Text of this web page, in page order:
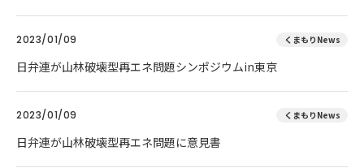
2023/01/09 くまもりNews
日弁連が山林破壊型再エネ問題シンポジウムin東京
2023/01/09 くまもりNews
日弁連が山林破壊型再エネ問題に意見書